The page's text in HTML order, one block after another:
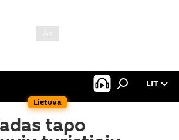
Lietuva
LIT
tapo